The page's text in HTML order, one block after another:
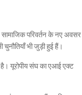
परिवर्तन के नए अवसर
भी जुड़ी हुई हैं।
है। यूरोपीय संघ का एआई एक्ट